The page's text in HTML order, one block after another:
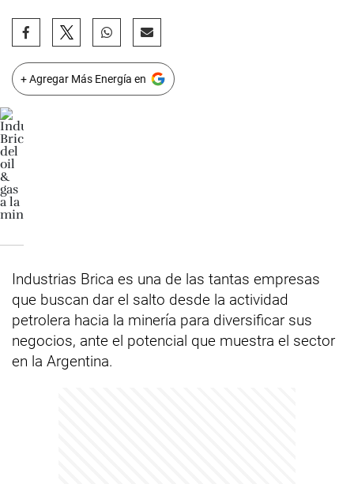
+ Agregar Más Energía en
Industrias Brica es una de las tantas empresas
que buscan dar el salto desde la actividad
petrolera hacia la minería para diversificar sus
negocios, ante el potencial que muestra el sector
en la Argentina.